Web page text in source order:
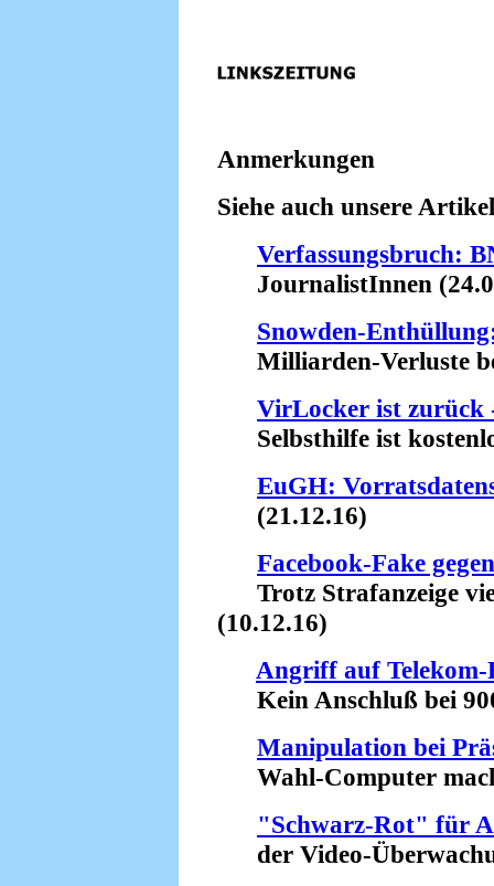
Anmerkungen
Siehe auch unsere
Verfassungsbruch:
JournalistInnen
Snowden-
Milliarden-Verluste
VirLocker ist zurück
Selbsthilfe ist
EuGH:
(21.12.16)
Facebook-Fake
Trotz Strafanzeige
(10.12.16)
Angriff auf
Kein Anschluß bei
Manipulation bei
Wahl-Computer
"Schwarz-Rot" für
der Video-